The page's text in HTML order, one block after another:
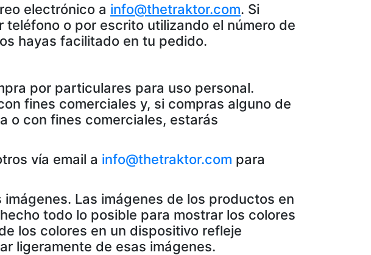
electrónico a info@thetraktor.com. Si
o por escrito utilizando el número de
hayas facilitado en tu pedido.
por particulares para uso personal.
fines comerciales y, si compras alguno de
o con fines comerciales, estarás
vía email a info@thetraktor.com para
Las imágenes de los productos en
todo lo posible para mostrar los colores
los colores en un dispositivo refleje
ligeramente de esas imágenes.